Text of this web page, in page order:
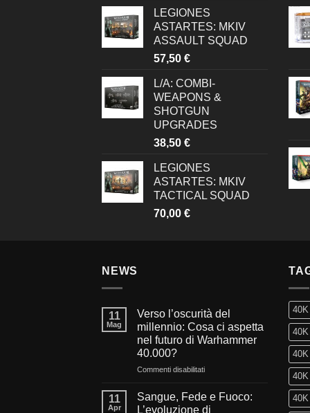
LEGIONES
ASTARTES: MKIV
ASSAULT SQUAD
57,50 €
L/A: COMBI-
WEAPONS &
SHOTGUN
UPGRADES
38,50 €
LEGIONES
ASTARTES: MKIV
TACTICAL SQUAD
70,00 €
NEWS
11
Mag
Verso l’oscurità del
millennio: Cosa ci aspetta
nel futuro di Warhammer
40.000?
Commenti disabilitatisu
l’oscurità
del
11
Apr
Sangue, Fede e Fuoco:
L’evoluzione di